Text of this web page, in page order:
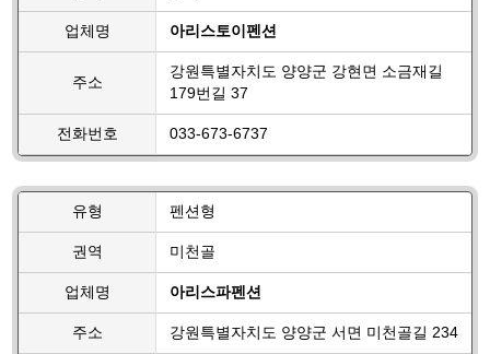
업체명 아리스토이펜션
주소
강원특별자치도 양양군 강현면 소금재길
179번길 37
전화번호 033-673-6737
유형 펜션형
권역 미천골
업체명 아리스파펜션
주소 강원특별자치도 양양군 서면 미천골길 234